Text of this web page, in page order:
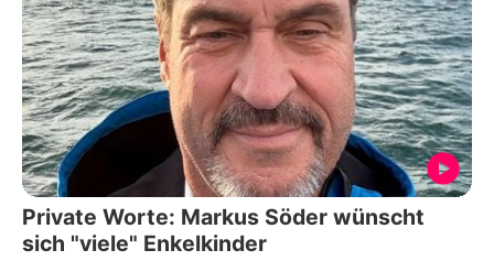
Private Worte: Markus Söder wünscht
sich "viele" Enkelkinder